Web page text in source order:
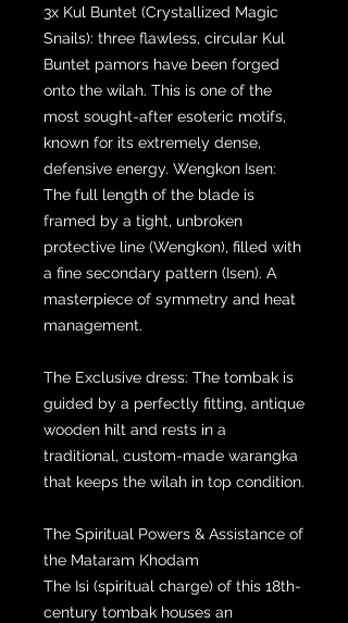
3x Kul Buntet (Crystallized Magic
Snails): three flawless, circular Kul
Buntet pamors have been forged
onto the wilah. This is one of the
most sought-after esoteric motifs,
known for its extremely dense,
defensive energy. Wengkon Isen:
The full length of the blade is
framed by a tight, unbroken
protective line (Wengkon), filled with
a fine secondary pattern (Isen). A
masterpiece of symmetry and heat
management.
The Exclusive dress: The tombak is
guided by a perfectly fitting, antique
wooden hilt and rests in a
traditional, custom-made warangka
that keeps the wilah in top condition.
The Spiritual Powers & Assistance of
the Mataram Khodam
The Isi (spiritual charge) of this 18th-
century tombak houses an